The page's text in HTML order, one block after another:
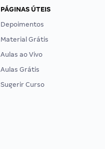
PÁGINAS ÚTEIS
Depoimentos
Material Grátis
Aulas ao Vivo
Aulas Grátis
Sugerir Curso